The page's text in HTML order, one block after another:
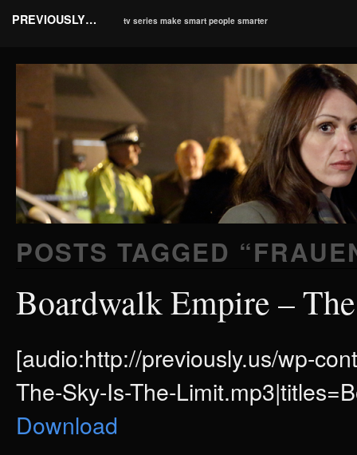
PREVIOUSLY… tv series make smart people smarter
POSTS TAGGED “
Boardwalk Empire –
[audio:http://previously.us/wp-
The-Sky-Is-The-
Download